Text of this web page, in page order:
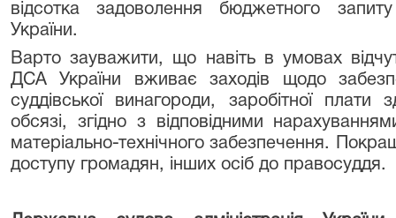
відсотка задоволення бюджетного
України.
Варто зауважити, що навіть в умовах
ДСА України вживає заходів щодо
суддівської винагороди, заробітної
обсязі, згідно з відповідними
матеріально-технічного забезпечення.
доступу громадян, інших осіб до правосуддя.